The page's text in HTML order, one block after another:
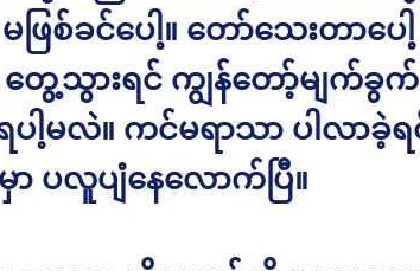
ြစ်ခင်ပေါ့။ တော်သေးတာပေ
ေ့သွားရင် ကျွန်တော့်မျက်ခွက်
ါ့မလဲ။ ကင်မရာသာ ပါလာခဲ့ရ
ပလူပျံနေလောက်ပြီ။